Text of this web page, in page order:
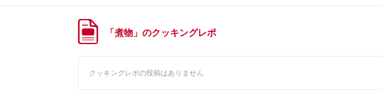
「煮物」のクッキングレポ
クッキングレポの投稿はありません